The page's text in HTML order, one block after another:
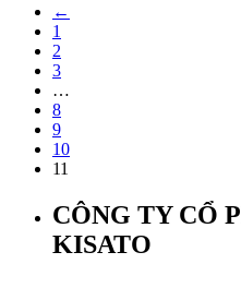
←
1
2
3
…
8
9
10
11
CÔNG TY CỔ
KISATO